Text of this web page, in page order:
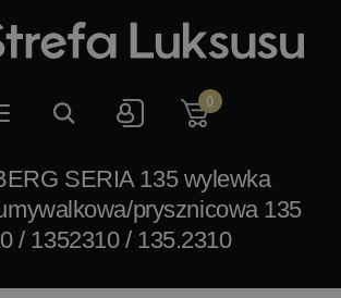
0
SERIA 135 wylewka
prysznicowa 135
/ 1352310 / 135.2310